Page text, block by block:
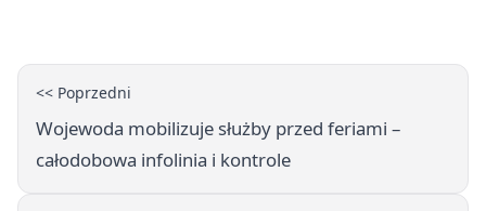
<< Poprzedni
Wojewoda mobilizuje służby przed feriami –
całodobowa infolinia i kontrole